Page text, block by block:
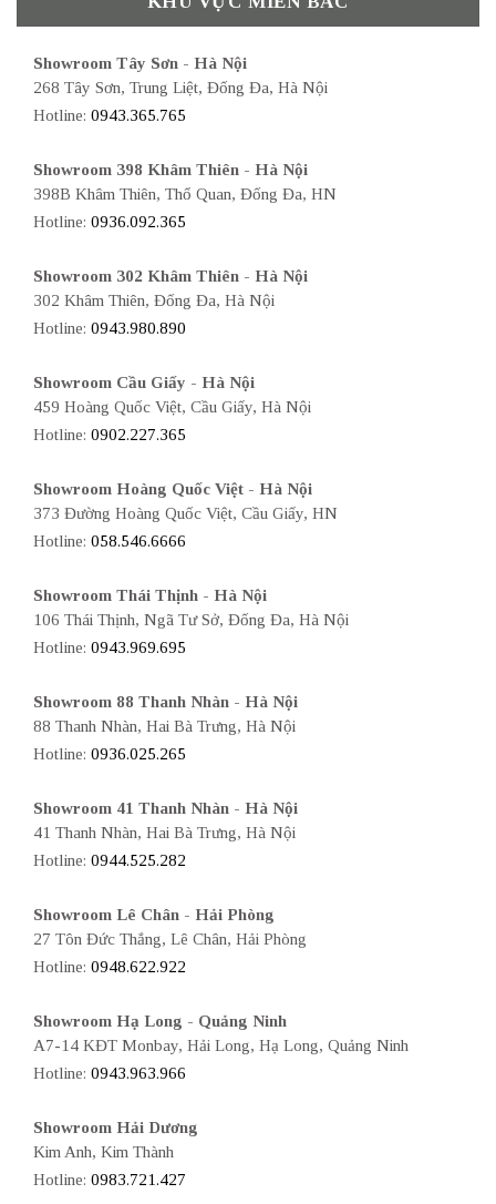
Showroom Tây Sơn - Hà Nội
268 Tây Sơn, Trung Liệt, Đống Đa, Hà Nội
Hotline: 0943.365.765
Showroom 398 Khâm Thiên - Hà Nội
398B Khâm Thiên, Thổ Quan, Đống Đa, HN
Hotline: 0936.092.365
Showroom 302 Khâm Thiên - Hà Nội
302 Khâm Thiên, Đống Đa, Hà Nội
Hotline: 0943.980.890
Showroom Cầu Giấy - Hà Nội
459 Hoàng Quốc Việt, Cầu Giấy, Hà Nội
Hotline: 0902.227.365
Showroom Hoàng Quốc Việt - Hà Nội
373 Đường Hoàng Quốc Việt, Cầu Giấy, HN
Hotline: 058.546.6666
Showroom Thái Thịnh - Hà Nội
106 Thái Thịnh, Ngã Tư Sở, Đống Đa, Hà Nội
Hotline: 0943.969.695
Showroom 88 Thanh Nhàn - Hà Nội
88 Thanh Nhàn, Hai Bà Trưng, Hà Nội
Hotline: 0936.025.265
Showroom 41 Thanh Nhàn - Hà Nội
41 Thanh Nhàn, Hai Bà Trưng, Hà Nội
Hotline: 0944.525.282
Showroom Lê Chân - Hải Phòng
27 Tôn Đức Thắng, Lê Chân, Hải Phòng
Hotline: 0948.622.922
Showroom Hạ Long - Quảng Ninh
A7-14 KĐT Monbay, Hải Long, Hạ Long, Quảng Ninh
Hotline: 0943.963.966
Showroom Hải Dương
Kim Anh, Kim Thành
Hotline: 0983.721.427